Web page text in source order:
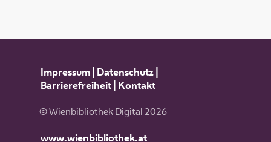
Impressum| Datenschutz|
Barrierefreiheit| Kontakt
© Wienbibliothek Digital 2026
www.wienbibliothek.at